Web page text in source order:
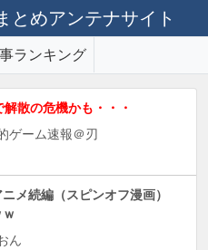
とめアンテナサイト
ランキング
散の危機かも・・・
ゲーム速報＠刃
メ続編（スピンオフ漫画）
ん